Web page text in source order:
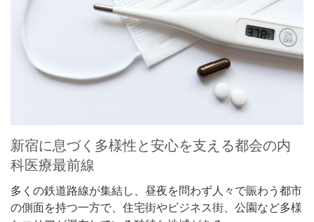
新宿に息づく多様性と安心を支える都会の内
科医療最前線
多くの鉄道路線が集結し、昼夜を問わず人々で賑わう都市
の側面を持つ一方で、住宅街やビジネス街、公園など多様